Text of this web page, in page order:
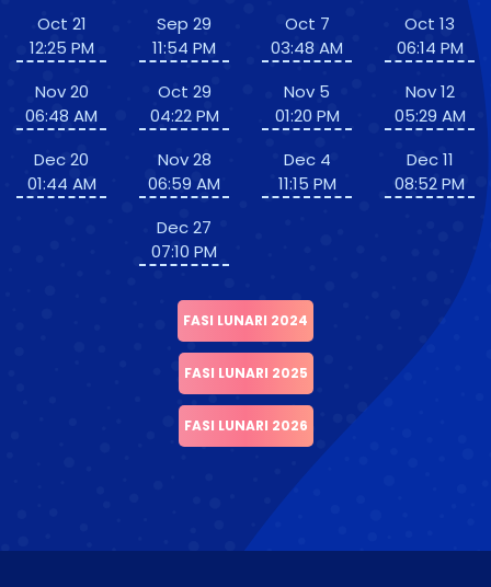
Oct 21
12:25 PM
Nov 20
06:48 AM
Dec 20
01:44 AM
Sep 29
11:54 PM
Oct 29
04:22 PM
Nov 28
06:59 AM
Dec 27
07:10 PM
Oct 7
03:48 AM
Nov 5
01:20 PM
Dec 4
11:15 PM
Oct 13
06:14 PM
Nov 12
05:29 AM
Dec 11
08:52 PM
FASI LUNARI 2024
FASI LUNARI 2025
FASI LUNARI 2026